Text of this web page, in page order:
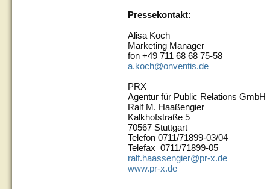
Pressekontakt:
Alisa Koch
Marketing Manager
fon +49 711 68 68 75-58
a.koch@onventis.de
PRX
Agentur für Public Relations GmbH
Ralf M. Haaßengier
Kalkhofstraße 5
70567 Stuttgart
Telefon 0711/71899-03/04
Telefax 0711/71899-05
ralf.haassengier@pr-x.de
www.pr-x.de